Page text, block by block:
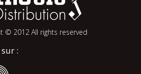
© 2012 All rights reserved
: